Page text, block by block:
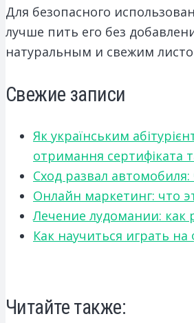
Для безопасного
лучше пить его без
натуральным и свежим
Свежие записи
Як українським
отримання сертифіката
Сход развал
Онлайн маркетинг: что
Лечение лудомании:
Как научиться играть
Читайте также: